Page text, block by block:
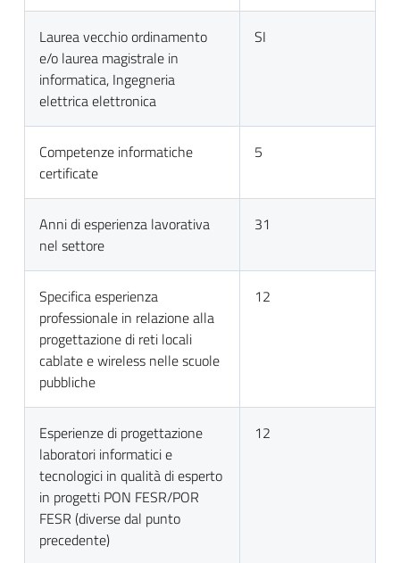
Laurea vecchio ordinamento
e/o laurea magistrale in
informatica, Ingegneria
elettrica elettronica
SI
Competenze informatiche
certificate
5
Anni di esperienza lavorativa
nel settore
31
Specifica esperienza
professionale in relazione alla
progettazione di reti locali
cablate e wireless nelle scuole
pubbliche
12
Esperienze di progettazione
laboratori informatici e
tecnologici in qualità di esperto
in progetti PON FESR/POR
FESR (diverse dal punto
precedente)
12